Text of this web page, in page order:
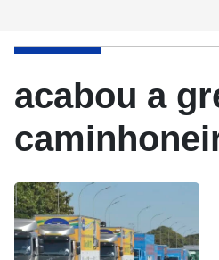
acabou a